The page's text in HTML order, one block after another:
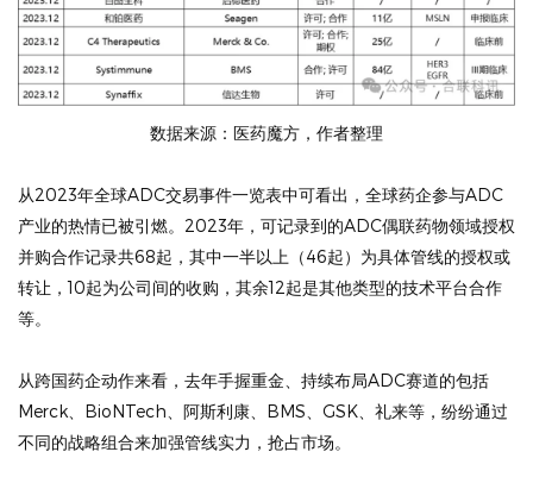
数据来源：医药魔方，作者整理
从2023年全球ADC交易事件一览表中可看出，全球药企参与ADC
产业的热情已被引燃。2023年，可记录到的ADC偶联药物领域授权
并购合作记录共68起，其中一半以上（46起）为具体管线的授权或
转让，10起为公司间的收购，其余12起是其他类型的技术平台合作
等。
从跨国药企动作来看，去年手握重金、持续布局ADC赛道的包括
Merck、BioNTech、阿斯利康、BMS、GSK、礼来等，纷纷通过
不同的战略组合来加强管线实力，抢占市场。